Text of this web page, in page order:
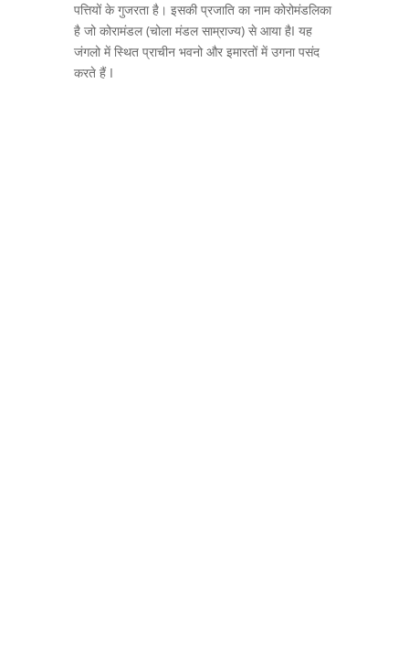
पत्तियों के गुजरता है। इसकी प्रजाति का नाम कोरोमंडलिका
है जो कोरामंडल (चोला मंडल साम्राज्य) से आया हैI यह
जंगलो में स्थित प्राचीन भवनो और इमारतों में उगना पसंद
करते हैं I